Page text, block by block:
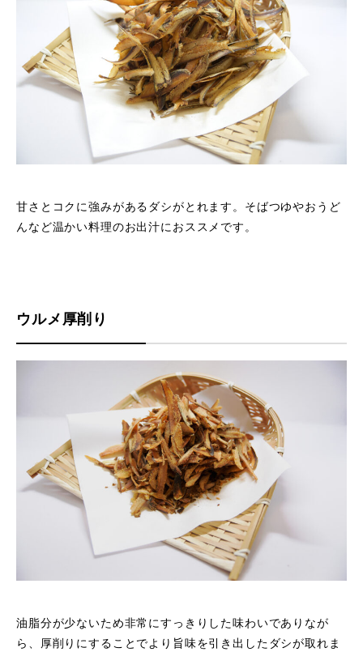
甘さとコクに強みがあるダシがとれます。そばつゆやおうど
んなど温かい料理のお出汁におススメです。
ウルメ厚削り
油脂分が少ないため非常にすっきりした味わいでありなが
ら、厚削りにすることでより旨味を引き出したダシが取れま